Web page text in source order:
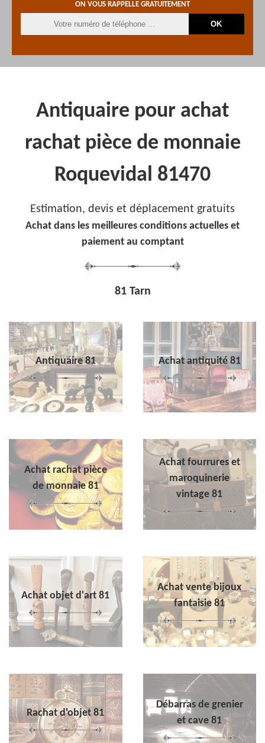
ON VOUS RAPPELLE GRATUITEMENT
Antiquaire pour achat
rachat pièce de monnaie
Roquevidal 81470
Estimation, devis et déplacement gratuits
Achat dans les meilleures conditions actuelles et
paiement au comptant
81 Tarn
Antiquaire 81 Achat antiquité 81
Achat rachat pièce
de monnaie 81
Achat fourrures et
maroquinerie
vintage 81
Achat objet d'art 81
Achat vente bijoux
fantaisie 81
Rachat d'objet 81
Débarras de grenier
et cave 81